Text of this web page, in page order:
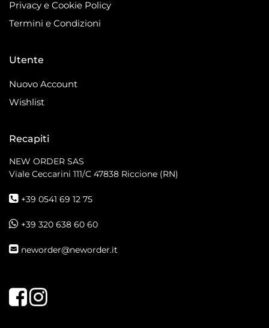
Privacy e Cookie Policy
Termini e Condizioni
Utente
Nuovo Account
Wishlist
Recapiti
NEW ORDER SAS
Viale Ceccarini 111/C 47838 Riccione (RN)
+39 0541 69 12 75
+39 320 638 60 60
neworder@neworder.it
FacebookInstagram